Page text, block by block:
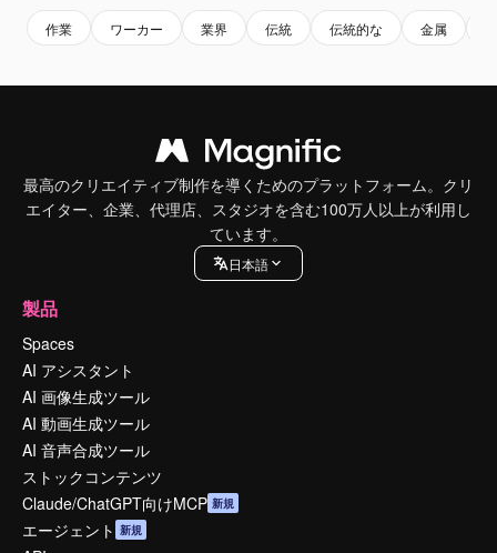
作業 ワーカー 業界 伝統 伝統的な 金属
最高のクリエイティブ制作を導くためのプラットフォーム。クリ
エイター、企業、代理店、スタジオを含む100万人以上が利用し
ています。
日本語
製品
Spaces
AI アシスタント
AI 画像生成ツール
AI 動画生成ツール
AI 音声合成ツール
ストックコンテンツ
Claude/ChatGPT向けMCP 新規
エージェント 新規